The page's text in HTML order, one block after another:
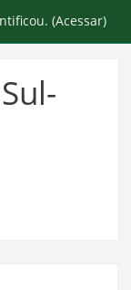
(Acessar)